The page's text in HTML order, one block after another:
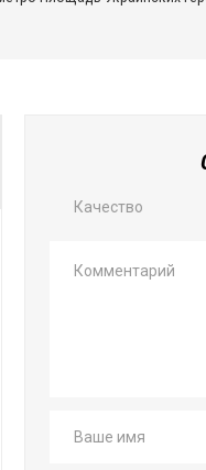
Качество